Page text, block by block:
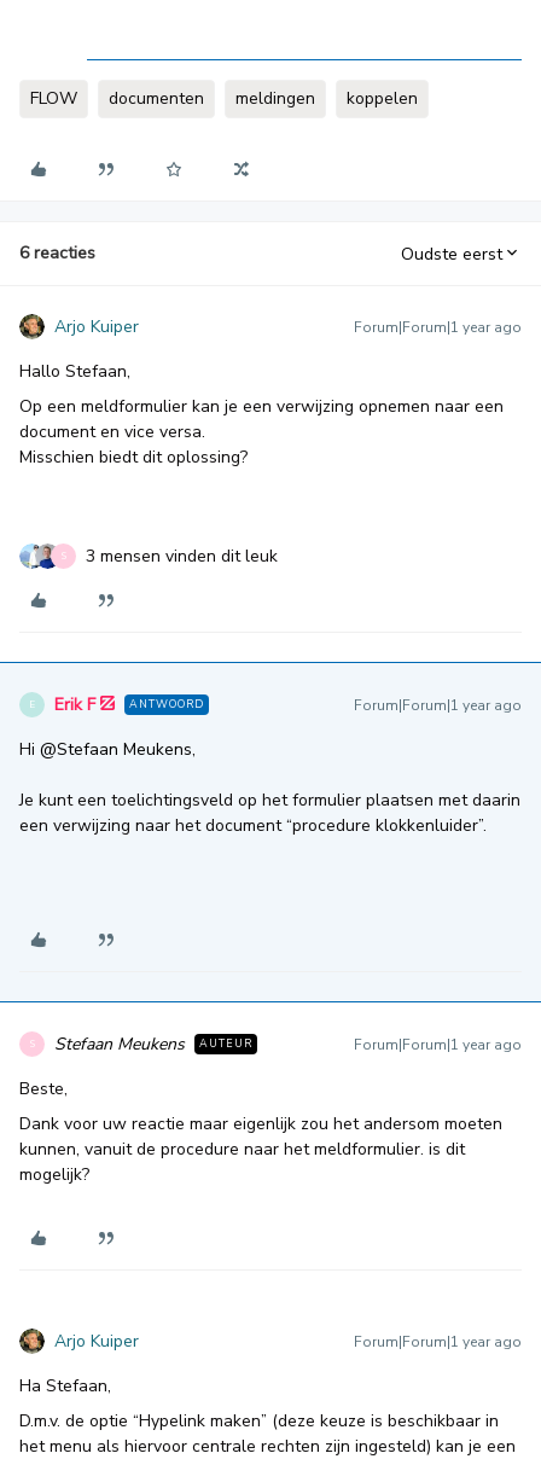
FLOW documenten meldingen koppelen
6 reacties Oudste eerst
Arjo Kuiper Forum|Forum|1 year ago
Hallo Stefaan,
Op een meldformulier kan je een verwijzing opnemen naar een
document en vice versa.
Misschien biedt dit oplossing?
S 3 mensen vinden dit leuk
E Erik F ANTWOORD Forum|Forum|1 year ago
Hi ​ @Stefaan Meukens,
Je kunt een toelichtingsveld op het formulier plaatsen met daarin
een verwijzing naar het document “procedure klokkenluider”.
S Stefaan Meukens AUTEUR Forum|Forum|1 year ago
Beste,
Dank voor uw reactie maar eigenlijk zou het andersom moeten
kunnen, vanuit de procedure naar het meldformulier. is dit
mogelijk?
Arjo Kuiper Forum|Forum|1 year ago
Ha Stefaan,
D.m.v. de optie “Hypelink maken” (deze keuze is beschikbaar in
het menu als hiervoor centrale rechten zijn ingesteld) kan je een